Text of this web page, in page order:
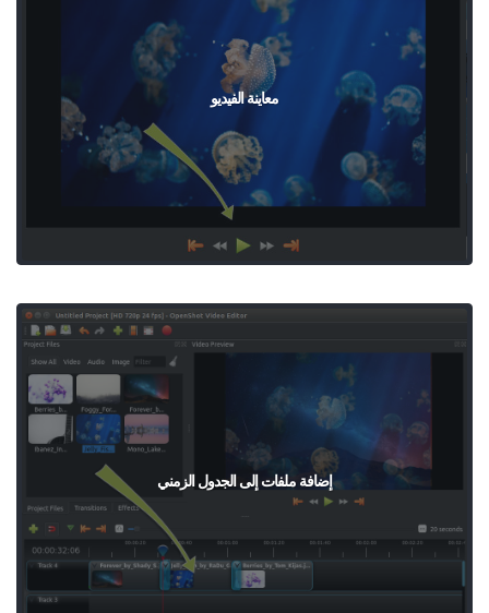
معاينة الفيديو
إضافة ملفات إلى الجدول الزمني